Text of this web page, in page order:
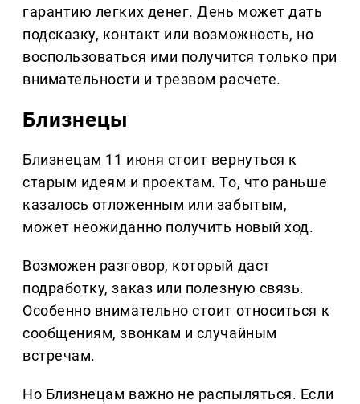
гарантию легких денег. День может дать
подсказку, контакт или возможность, но
воспользоваться ими получится только при
внимательности и трезвом расчете.
Близнецы
Близнецам 11 июня стоит вернуться к
старым идеям и проектам. То, что раньше
казалось отложенным или забытым,
может неожиданно получить новый ход.
Возможен разговор, который даст
подработку, заказ или полезную связь.
Особенно внимательно стоит относиться к
сообщениям, звонкам и случайным
встречам.
Но Близнецам важно не распыляться. Если